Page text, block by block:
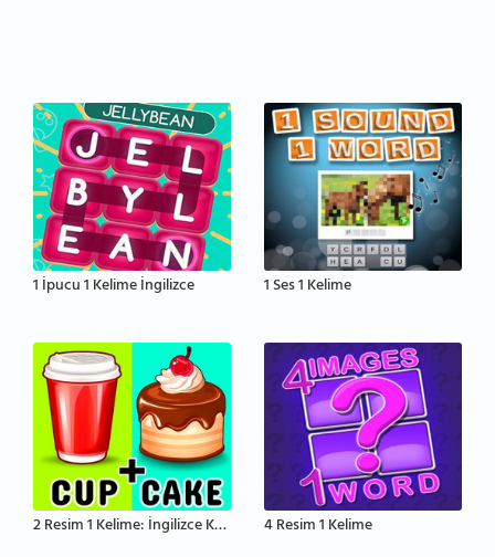
1 İpucu 1 Kelime İngilizce 1 Ses 1 Kelime
2 Resim 1 Kelime: İngilizce Kelime Tahmin Etme 4 Resim 1 Kelime